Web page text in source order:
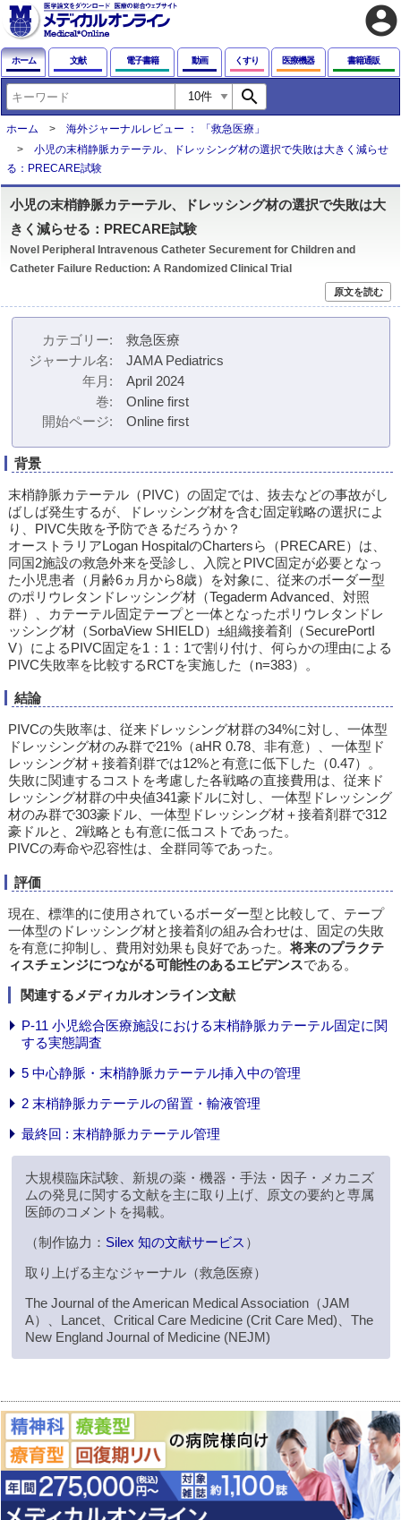
account_circle
ホーム 文献 電子書籍 動画 くすり 医療機器 書籍通販
search
ホーム
海外ジャーナルレビュー ： 「救急医療」
小児の末梢静脈カテーテル、ドレッシング材の選択で失敗は大きく減らせ
る：PRECARE試験
小児の末梢静脈カテーテル、ドレッシング材の選択で失敗は大
きく減らせる：PRECARE試験
Novel Peripheral Intravenous Catheter Securement for Children and
Catheter Failure Reduction: A Randomized Clinical Trial
原文を読む
カテゴリー
救急医療
ジャーナル名
JAMA Pediatrics
年月
April 2024
巻
Online first
開始ページ
Online first
背景
末梢静脈カテーテル（PIVC）の固定では、抜去などの事故がし
ばしば発生するが、ドレッシング材を含む固定戦略の選択によ
り、PIVC失敗を予防できるだろうか？
オーストラリアLogan HospitalのChartersら（PRECARE）は、
同国2施設の救急外来を受診し、入院とPIVC固定が必要となっ
た小児患者（月齢6ヵ月から8歳）を対象に、従来のボーダー型
のポリウレタンドレッシング材（Tegaderm Advanced、対照
群）、カテーテル固定テープと一体となったポリウレタンドレ
ッシング材（SorbaView SHIELD）±組織接着剤（SecurePortI
V）によるPIVC固定を1：1：1で割り付け、何らかの理由による
PIVC失敗率を比較するRCTを実施した（n=383）。
結論
PIVCの失敗率は、従来ドレッシング材群の34%に対し、一体型
ドレッシング材のみ群で21%（aHR 0.78、非有意）、一体型ド
レッシング材＋接着剤群では12%と有意に低下した（0.47）。
失敗に関連するコストを考慮した各戦略の直接費用は、従来ド
レッシング材群の中央値341豪ドルに対し、一体型ドレッシング
材のみ群で303豪ドル、一体型ドレッシング材＋接着剤群で312
豪ドルと、2戦略とも有意に低コストであった。
PIVCの寿命や忍容性は、全群同等であった。
評価
現在、標準的に使用されているボーダー型と比較して、テープ
一体型のドレッシング材と接着剤の組み合わせは、固定の失敗
を有意に抑制し、費用対効果も良好であった。将来のプラクテ
ィスチェンジにつながる可能性のあるエビデンスである。
関連するメディカルオンライン文献
P-11 小児総合医療施設における末梢静脈カテーテル固定に関
する実態調査
5 中心静脈・末梢静脈カテーテル挿入中の管理
2 末梢静脈カテーテルの留置・輸液管理
最終回 : 末梢静脈カテーテル管理
大規模臨床試験、新規の薬・機器・手法・因子・メカニズ
ムの発見に関する文献を主に取り上げ、原文の要約と専属
医師のコメントを掲載。
（制作協力： Silex 知の文献サービス ）
取り上げる主なジャーナル（救急医療）
The Journal of the American Medical Association（JAM
A）、Lancet、Critical Care Medicine (Crit Care Med)、The
New England Journal of Medicine (NEJM)